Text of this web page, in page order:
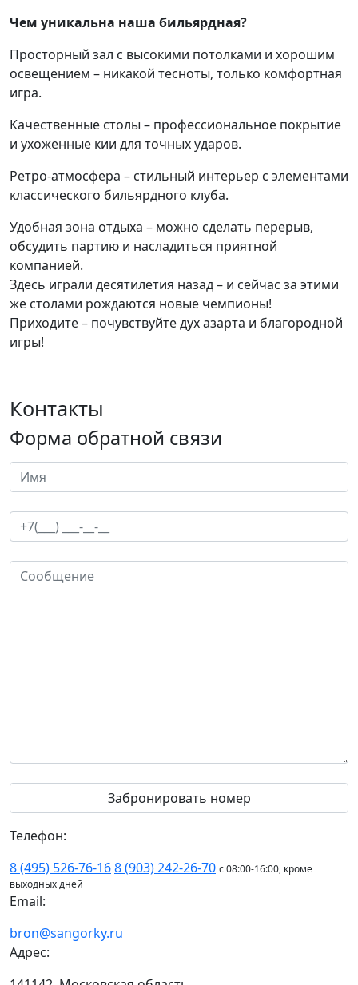
Чем уникальна наша бильярдная?
Просторный зал с высокими потолками и хорошим
освещением – никакой тесноты, только комфортная
игра.
Качественные столы – профессиональное покрытие
и ухоженные кии для точных ударов.
Ретро-атмосфера – стильный интерьер с элементами
классического бильярдного клуба.
Удобная зона отдыха – можно сделать перерыв,
обсудить партию и насладиться приятной
компанией.
Здесь играли десятилетия назад – и сейчас за этими
же столами рождаются новые чемпионы!
Приходите – почувствуйте дух азарта и благородной
игры!
Контакты
Форма обратной связи
Телефон:
8 (495) 526-76-168 (903) 242-26-70 с 08:00-16:00, кроме
выходных дней
Email:
bron@sangorky.ru
Адрес: